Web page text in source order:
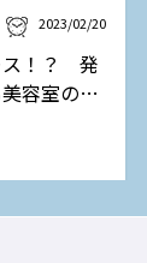
2023/02/20
ス！？ 発
容室の新